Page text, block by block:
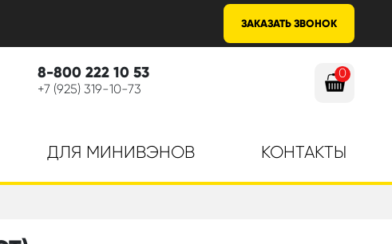
ЗАКАЗАТЬ ЗВОНОК
8-800 222 10 53
+7 (925) 319-10-73
0
ДЛЯ МИНИВЭНОВ КОНТАКТЫ